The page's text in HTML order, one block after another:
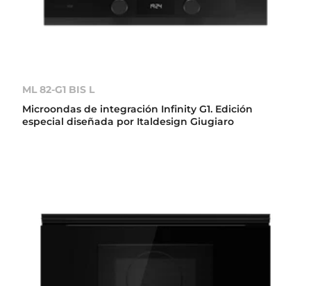
ML 82-G1 BIS L
Microondas de integración Infinity G1. Edición
especial diseñada por Italdesign Giugiaro